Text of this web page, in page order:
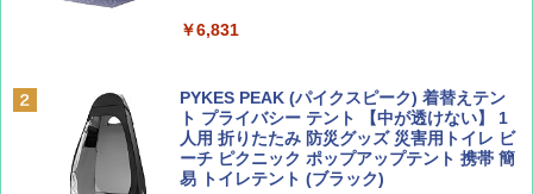
￥713
￥2,695
￥6,831
PYKES PEAK (パイクスピーク) 着替えテン
ト プライバシー テント 【中が透けない】 1
人用 折りたたみ 防災グッズ 災害用トイレ ビ
ーチ ピクニック ポップアップテント 携帯 簡
易 トイレテント (ブラック)